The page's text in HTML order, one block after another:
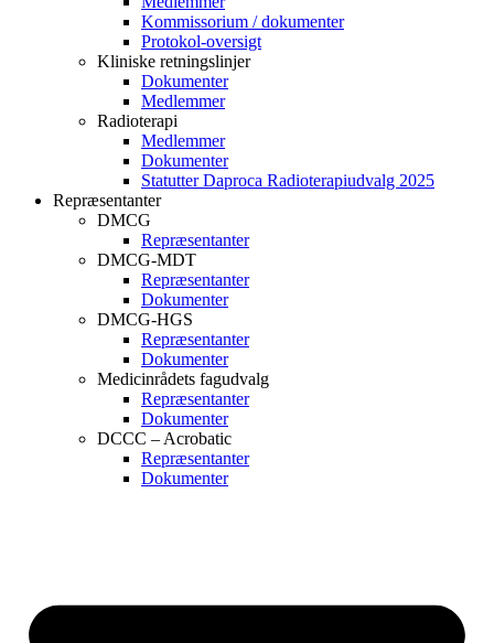
Kommissorium / dokumenter
Protokol-oversigt
Kliniske retningslinjer
Dokumenter
Medlemmer
Radioterapi
Medlemmer
Dokumenter
Statutter Daproca Radioterapiudvalg 2025
Repræsentanter
DMCG
Repræsentanter
DMCG-MDT
Repræsentanter
Dokumenter
DMCG-HGS
Repræsentanter
Dokumenter
Medicinrådets fagudvalg
Repræsentanter
Dokumenter
DCCC – Acrobatic
Repræsentanter
Dokumenter